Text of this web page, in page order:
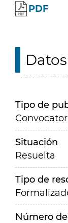
PDF
Tipo de
Situación
Resuelta
Tipo de
Número